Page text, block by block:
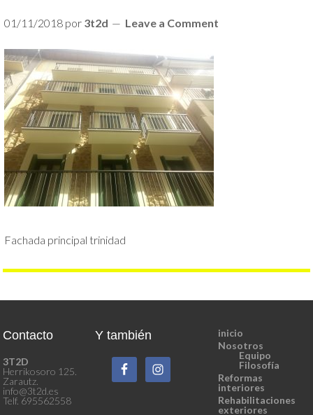
01/11/2018 por 3t2d Leave a Comment
Fachada principal trinidad
Contacto
3T2D
Herrikosoro 125.
Zarautz.
info@3t2d.es
Telf. 695562558
Y también
inicio
Nosotros
Equipo
Filosofía
Reformas
interiores
Rehabilitaciones
exteriores